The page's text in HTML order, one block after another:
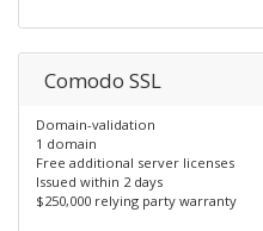
Comodo SSL
Domain-validation
1 domain
Free additional server licenses
Issued within 2 days
$250,000 relying party warranty